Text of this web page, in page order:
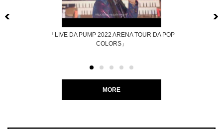
「LIVE DA PUMP 2022 ARENA TOUR DA POP
COLORS」
MORE